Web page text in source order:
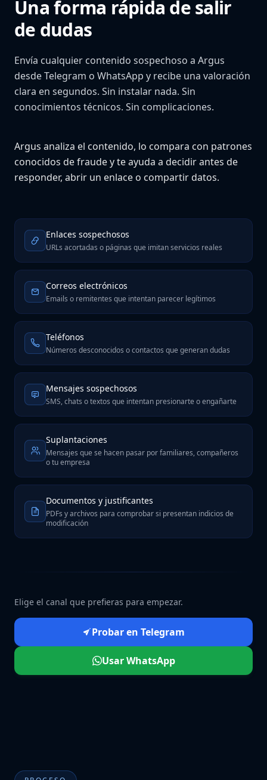
Una forma rápida de salir
de dudas
Envía cualquier contenido sospechoso a Argus
desde Telegram o WhatsApp y recibe una valoración
clara en segundos. Sin instalar nada. Sin
conocimientos técnicos. Sin complicaciones.
Argus analiza el contenido, lo compara con patrones
conocidos de fraude y te ayuda a decidir antes de
responder, abrir un enlace o compartir datos.
Enlaces sospechosos
URLs acortadas o páginas que imitan servicios reales
Correos electrónicos
Emails o remitentes que intentan parecer legítimos
Teléfonos
Números desconocidos o contactos que generan dudas
Mensajes sospechosos
SMS, chats o textos que intentan presionarte o engañarte
Suplantaciones
Mensajes que se hacen pasar por familiares, compañeros
o tu empresa
Documentos y justificantes
PDFs y archivos para comprobar si presentan indicios de
modificación
Elige el canal que prefieras para empezar.
Probar en Telegram
Usar WhatsApp